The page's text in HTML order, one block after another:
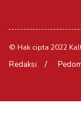
© Hak cipta 2022
Redaksi